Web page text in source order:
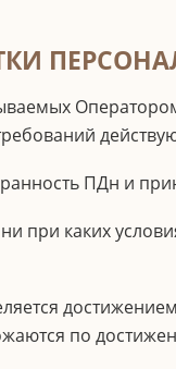
ПДн и
при каких
по